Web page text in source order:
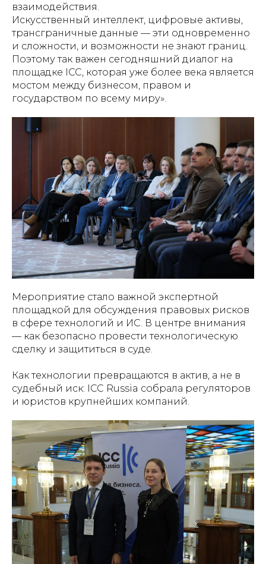
взаимодействия.
Искусственный интеллект, цифровые активы,
трансграничные данные — эти одновременно
и сложности, и возможности не знают границ.
Поэтому так важен сегодняшний диалог на
площадке ICC, которая уже более века является
мостом между бизнесом, правом и
государством по всему миру».
Мероприятие стало важной экспертной
площадкой для обсуждения правовых рисков
в сфере технологий и ИС. В центре внимания
— как безопасно провести технологическую
сделку и защититься в суде.
Как технологии превращаются в актив, а не в
судебный иск: ICC Russia собрала регуляторов
и юристов крупнейших компаний.